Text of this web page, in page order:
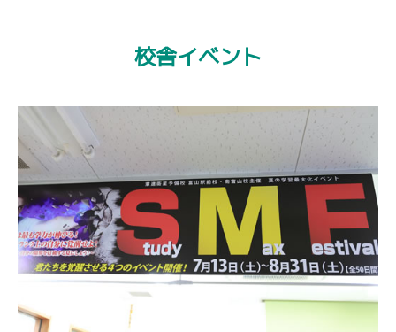
校舎イベント